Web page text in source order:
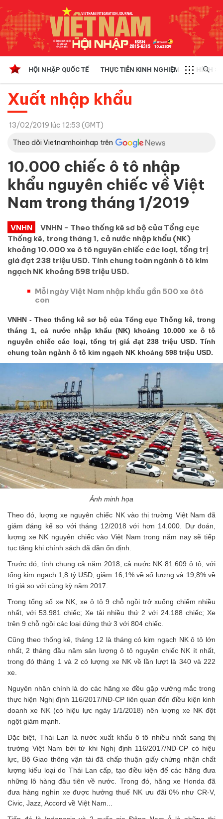
HỘI NHẬP QUỐC TẾ THỰC TIỄN KINH NGHIỆM CHÍNH
Xuất nhập khẩu
13/02/2019 lúc 12:53 (GMT)
Theo dõi Vietnamhoinhap trên
10.000 chiếc ô tô nhập
khẩu nguyên chiếc về Việt
Nam trong tháng 1/2019
VNHN
VNHN - Theo thống kê sơ bộ của Tổng cục
Thống kê, trong tháng 1, cả nước nhập khẩu (NK)
khoảng 10.000 xe ô tô nguyên chiếc các loại, tổng trị
giá đạt 238 triệu USD. Tính chung toàn ngành ô tô kim
ngạch NK khoảng 598 triệu USD.
Mỗi ngày Việt Nam nhập khẩu gần 500 xe ôtô
con
VNHN - Theo thống kê sơ bộ của Tổng cục Thống kê, trong
tháng 1, cả nước nhập khẩu (NK) khoảng 10.000 xe ô tô
nguyên chiếc các loại, tổng trị giá đạt 238 triệu USD. Tính
chung toàn ngành ô tô kim ngạch NK khoảng 598 triệu USD.
Ảnh minh họa
Theo đó, lượng xe nguyên chiếc NK vào thị trường Việt Nam đã
giảm đáng kể so với tháng 12/2018 với hơn 14.000. Dự đoán,
lượng xe NK nguyên chiếc vào Việt Nam trong năm nay sẽ tiếp
tục tăng khi chính sách đã dần ổn định.
Trước đó, tính chung cả năm 2018, cả nước NK 81.609 ô tô, với
tổng kim ngạch 1,8 tỷ USD, giảm 16,1% về số lượng và 19,8% về
trị giá so với cùng kỳ năm 2017.
Trong tổng số xe NK, xe ô tô 9 chỗ ngồi trở xuống chiếm nhiều
nhất, với 53.981 chiếc; Xe tải nhiều thứ 2 với 24.188 chiếc; Xe
trên 9 chỗ ngồi các loại đứng thứ 3 với 804 chiếc.
Cũng theo thống kê, tháng 12 là tháng có kim ngạch NK ô tô lớn
nhất, 2 tháng đầu năm sản lượng ô tô nguyên chiếc NK ít nhất,
trong đó tháng 1 và 2 có lượng xe NK về lần lượt là 340 và 222
xe.
Nguyên nhân chính là do các hãng xe đều gặp vướng mắc trong
thực hiện Nghị định 116/2017/NĐ-CP liên quan đến điều kiện kinh
doanh xe NK (có hiệu lực ngày 1/1/2018) nên lượng xe NK đột
ngột giảm mạnh.
Đặc biệt, Thái Lan là nước xuất khẩu ô tô nhiều nhất sang thị
trường Việt Nam bởi từ khi Nghị định 116/2017/NĐ-CP có hiệu
lực, Bộ Giao thông vận tải đã chấp thuận giấy chứng nhận chất
lượng kiểu loại do Thái Lan cấp, tạo điều kiện để các hãng đưa
những lô hàng đầu tiên về nước. Trong đó, hãng xe Honda đã
đưa hàng nghìn xe được hưởng thuế NK ưu đãi 0% như CR-V,
Civic, Jazz, Accord về Việt Nam...